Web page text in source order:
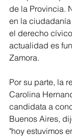
de la Provincia.
en la
el derecho
actualidad es
Zamora.
Por su parte, la
Carolina
candidata a
Buenos Aires,
"hoy estuvimos